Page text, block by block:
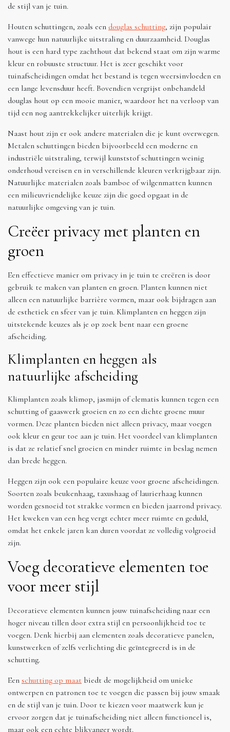
de stijl van je tuin.
Houten schuttingen, zoals een douglas schutting, zijn populair
vanwege hun natuurlijke uitstraling en duurzaamheid. Douglas
hout is een hard type zachthout dat bekend staat om zijn warme
kleur en robuuste structuur. Het is zeer geschikt voor
tuinafscheidingen omdat het bestand is tegen weersinvloeden en
een lange levensduur heeft. Bovendien vergrijst onbehandeld
douglas hout op een mooie manier, waardoor het na verloop van
tijd een nog aantrekkelijker uiterlijk krijgt.
Naast hout zijn er ook andere materialen die je kunt overwegen.
Metalen schuttingen bieden bijvoorbeeld een moderne en
industriële uitstraling, terwijl kunststof schuttingen weinig
onderhoud vereisen en in verschillende kleuren verkrijgbaar zijn.
Natuurlijke materialen zoals bamboe of wilgenmatten kunnen
een milieuvriendelijke keuze zijn die goed opgaat in de
natuurlijke omgeving van je tuin.
Creëer privacy met planten en
groen
Een effectieve manier om privacy in je tuin te creëren is door
gebruik te maken van planten en groen. Planten kunnen niet
alleen een natuurlijke barrière vormen, maar ook bijdragen aan
de esthetiek en sfeer van je tuin. Klimplanten en heggen zijn
uitstekende keuzes als je op zoek bent naar een groene
afscheiding.
Klimplanten en heggen als
natuurlijke afscheiding
Klimplanten zoals klimop, jasmijn of clematis kunnen tegen een
schutting of gaaswerk groeien en zo een dichte groene muur
vormen. Deze planten bieden niet alleen privacy, maar voegen
ook kleur en geur toe aan je tuin. Het voordeel van klimplanten
is dat ze relatief snel groeien en minder ruimte in beslag nemen
dan brede heggen.
Heggen zijn ook een populaire keuze voor groene afscheidingen.
Soorten zoals beukenhaag, taxushaag of laurierhaag kunnen
worden gesnoeid tot strakke vormen en bieden jaarrond privacy.
Het kweken van een heg vergt echter meer ruimte en geduld,
omdat het enkele jaren kan duren voordat ze volledig volgroeid
zijn.
Voeg decoratieve elementen toe
voor meer stijl
Decoratieve elementen kunnen jouw tuinafscheiding naar een
hoger niveau tillen door extra stijl en persoonlijkheid toe te
voegen. Denk hierbij aan elementen zoals decoratieve panelen,
kunstwerken of zelfs verlichting die geïntegreerd is in de
schutting.
Een schutting op maat biedt de mogelijkheid om unieke
ontwerpen en patronen toe te voegen die passen bij jouw smaak
en de stijl van je tuin. Door te kiezen voor maatwerk kun je
ervoor zorgen dat je tuinafscheiding niet alleen functioneel is,
maar ook een echte blikvanger wordt.